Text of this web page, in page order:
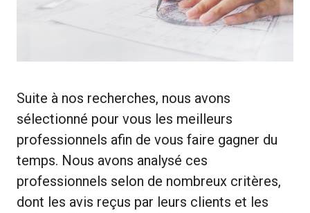
Suite à nos recherches, nous avons
sélectionné pour vous les meilleurs
professionnels afin de vous faire gagner du
temps. Nous avons analysé ces
professionnels selon de nombreux critères,
dont les avis reçus par leurs clients et les